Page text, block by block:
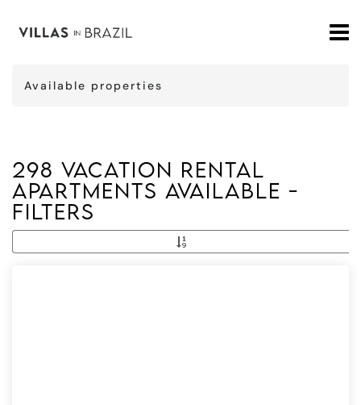
Available properties
298 vacation rental
apartments available -
Filters